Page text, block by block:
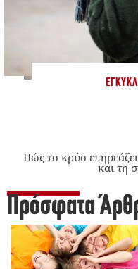
Πώς το κρύο
και τη
Πρόσφατα